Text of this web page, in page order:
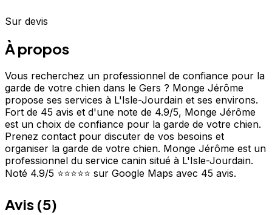
Sur devis
À propos
Vous recherchez un professionnel de confiance pour la
garde de votre chien dans le Gers ? Monge Jérôme
propose ses services à L'Isle-Jourdain et ses environs.
Fort de 45 avis et d'une note de 4.9/5, Monge Jérôme
est un choix de confiance pour la garde de votre chien.
Prenez contact pour discuter de vos besoins et
organiser la garde de votre chien. Monge Jérôme est un
professionnel du service canin situé à L'Isle-Jourdain.
Noté 4.9/5 ⭐⭐⭐⭐⭐ sur Google Maps avec 45 avis.
Avis (5)